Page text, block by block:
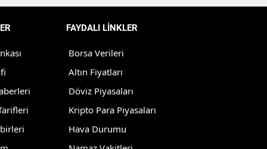
Yozgat
Aksaray
Bayburt
Karaman
Kırıkkale
FAYDALI LİNKLER
Borsa Verileri
Altın Fiyatları
Döviz Piyasaları
Kripto Para Piyasaları
Hava Durumu